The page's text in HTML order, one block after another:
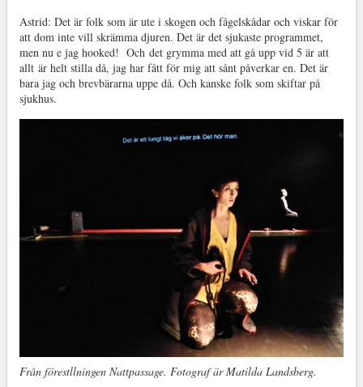
Astrid: Det är folk som är ute i skogen och fågelskådar och viskar för
att dom inte vill skrämma djuren. Det är det sjukaste programmet,
men nu e jag hooked! Och det grymma med att gå upp vid 5 är att
allt är helt stilla då, jag har fått för mig att sånt påverkar en. Det är
bara jag och brevbärarna uppe då. Och kanske folk som skiftar på
sjukhus.
Från förestllningen Nattpassage. Fotograf är Matilda Landsberg.